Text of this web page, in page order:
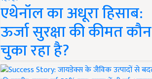
एथेनॉल का अधूरा हिसाब:
ऊर्जा सुरक्षा की कीमत कौन
चुका रहा है?